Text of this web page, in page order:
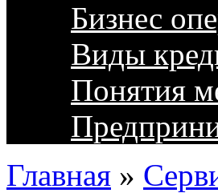
Бизнес
Виды
Понятия
Главная »